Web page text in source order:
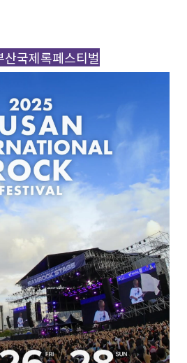
국제록페스티벌